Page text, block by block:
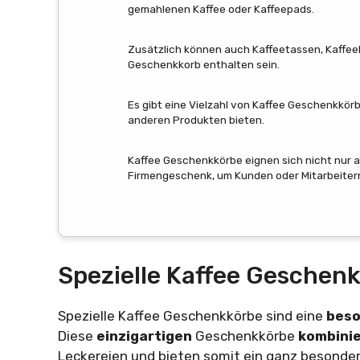
gemahlenen Kaffee oder Kaffeepads.
Zusätzlich können auch Kaffeetassen,
Geschenkkorb enthalten sein.
Es gibt eine Vielzahl von Kaffee
anderen Produkten bieten.
Kaffee Geschenkkörbe eignen sich nicht nur
Firmengeschenk, um Kunden oder
Spezielle Kaffee
Spezielle Kaffee Geschenkkörbe sind eine
Diese einzigartigen Geschenkkörbe
Leckereien und bieten somit ein ganz